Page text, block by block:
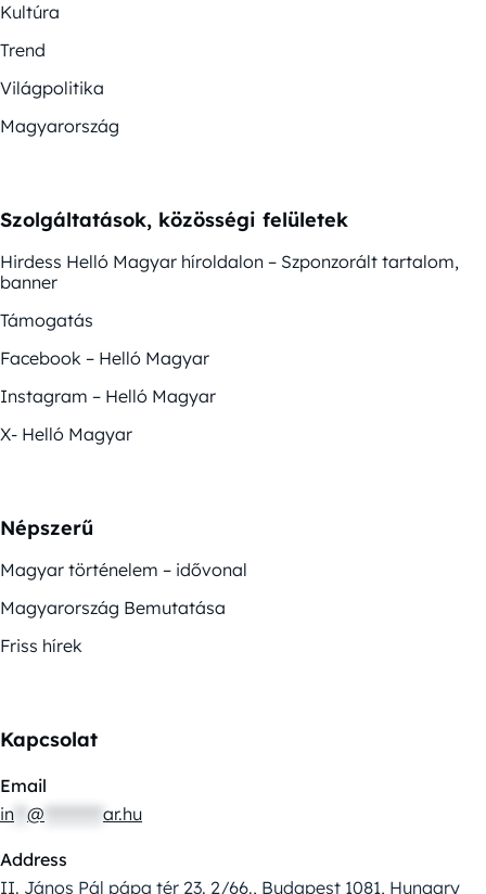
Kultúra
Trend
Világpolitika
Magyarország
Szolgáltatások, közösségi felületek
Hirdess Helló Magyar híroldalon – Szponzorált tartalom,
banner
Támogatás
Facebook – Helló Magyar
Instagram – Helló Magyar
X- Helló Magyar
Népszerű
Magyar történelem – idővonal
Magyarország Bemutatása
Friss hírek
Kapcsolat
Email
in @ ar.hu
Address
II. János Pál pápa tér 23. 2/66., Budapest 1081, Hungary